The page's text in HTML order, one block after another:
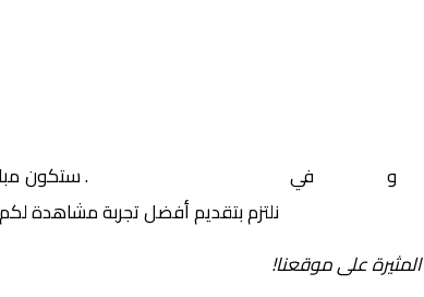
و في
. ستكون
نلتزم بتقديم أفضل تجربة مشاهدة
على موقعنا!